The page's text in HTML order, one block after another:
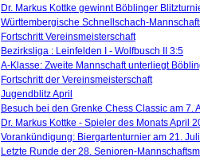
Dr. Markus Kottke gewinnt Böblinger
Württembergische Schnellschach-
Fortschritt Vereinsmeisterschaft
Bezirksliga : Leinfelden I - Wolfbusch II 3:5
A-Klasse: Zweite Mannschaft unterliegt
Fortschritt der Vereinsmeisterschaft
Jugendblitz April
Besuch bei den Grenke Chess Classic am 7.
Dr. Markus Kottke - Spieler des Monats April
Vorankündigung: Biergartenturnier am 21.
Letzte Runde der 28. Senioren-